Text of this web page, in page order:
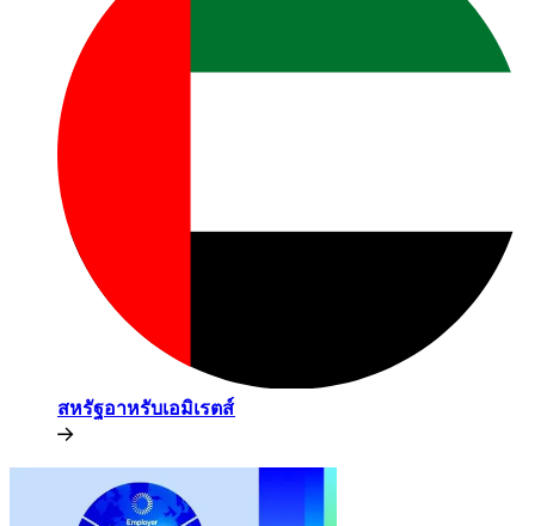
สหรัฐอาหรับเอมิเรตส์​​